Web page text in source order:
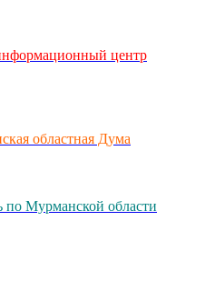
центр
областная Дума
по Мурманской области